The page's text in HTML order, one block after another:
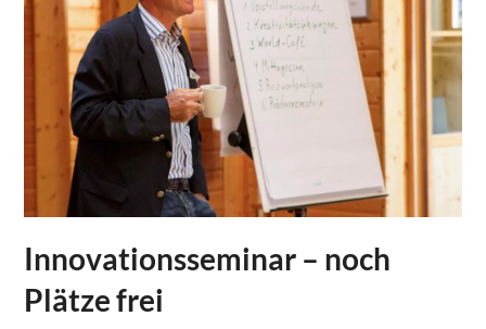
Innovationsseminar – noch
Plätze frei